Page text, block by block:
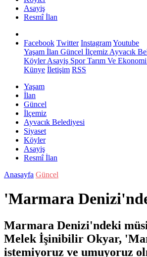
Asayiş
Resmî İlan
Facebook Twitter InstagramYoutube
Yaşam İlan Güncel İlçemiz Ayvacık
KöylerAsayiş SporTarım Ve Ekonomi
Künye İletişim RSS
Yaşam
İlan
Güncel
İlçemiz
Ayvacık Belediyesi
Siyaset
Köyler
Asayiş
Resmî İlan
Anasayfa Güncel
'Marmara
Marmara Denizi'ndeki
Melek İşinibilir Okyar,
istemiyoruz ve umuyoruz